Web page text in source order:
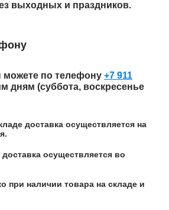
выходных и праздников.
можете по телефону +7 911
дням (суббота, воскресенье
доставка осуществляется на
осуществляется во
при наличии товара на складе и